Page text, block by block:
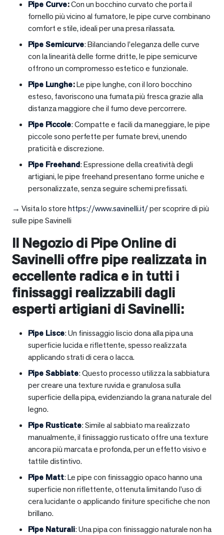
Pipe Curve:Con un bocchino curvato che porta il
fornello più vicino al fumatore, le pipe curve combinano
comfort e stile, ideali per una presa rilassata.
Pipe Semicurve: Bilanciando l’eleganza delle curve
con la linearità delle forme dritte, le pipe semicurve
offrono un compromesso estetico e funzionale.
Pipe Lunghe:Le pipe lunghe, con il loro bocchino
esteso, favoriscono una fumata più fresca grazie alla
distanza maggiore che il fumo deve percorrere.
Pipe Piccole: Compatte e facili da maneggiare, le pipe
piccole sono perfette per fumate brevi, unendo
praticità e discrezione.
Pipe Freehand: Espressione della creatività degli
artigiani, le pipe freehand presentano forme uniche e
personalizzate, senza seguire schemi prefissati.
→ Visita lo storehttps://www.savinelli.it/per scoprire di più
sulle pipe Savinelli
Il Negozio di Pipe Online di
Savinelli offre pipe realizzata in
eccellente radica e in tutti i
finissaggi realizzabili dagli
esperti artigiani di Savinelli:
Pipe Lisce: Un finissaggio liscio dona alla pipa una
superficie lucida e riflettente, spesso realizzata
applicando strati di cera o lacca.
Pipe Sabbiate: Questo processo utilizza la sabbiatura
per creare una texture ruvida e granulosa sulla
superficie della pipa, evidenziando la grana naturale del
legno.
Pipe Rusticate: Simile al sabbiato ma realizzato
manualmente, il finissaggio rusticato offre una texture
ancora più marcata e profonda, per un effetto visivo e
tattile distintivo.
Pipe Matt: Le pipe con finissaggio opaco hanno una
superficie non riflettente, ottenuta limitando l’uso di
cera lucidante o applicando finiture specifiche che non
brillano.
Pipe Naturali: Una pipa con finissaggio naturale non ha